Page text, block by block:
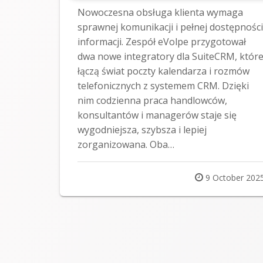
Nowoczesna obsługa klienta wymaga
sprawnej komunikacji i pełnej dostępności
informacji. Zespół eVolpe przygotował
dwa nowe integratory dla SuiteCRM, które
łączą świat poczty kalendarza i rozmów
telefonicznych z systemem CRM. Dzięki
nim codzienna praca handlowców,
konsultantów i managerów staje się
wygodniejsza, szybsza i lepiej
zorganizowana. Oba…
Posted
on
9 October